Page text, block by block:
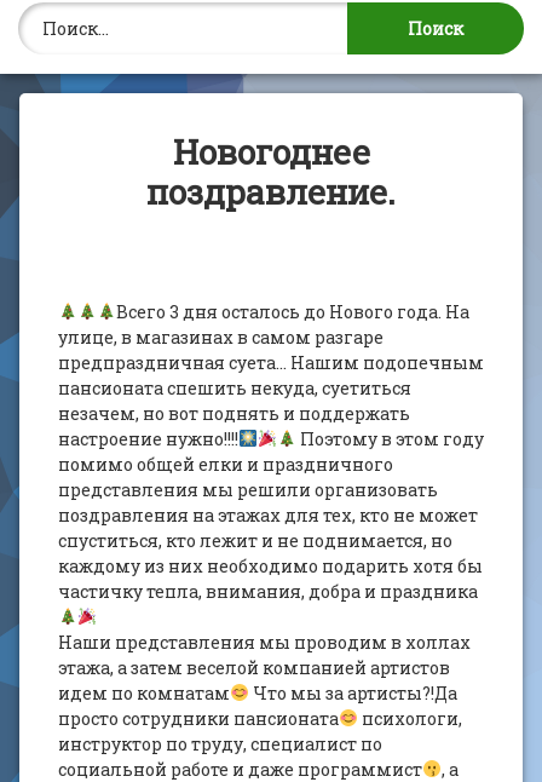
Найти:
Новогоднее
поздравление.
Всего 3 дня осталось до Нового года. На
улице, в магазинах в самом разгаре
предпраздничная суета… Нашим подопечным
пансионата спешить некуда, суетиться
незачем, но вот поднять и поддержать
настроение нужно!!!!
Поэтому в этом году
помимо общей елки и праздничного
представления мы решили организовать
поздравления на этажах для тех, кто не может
спуститься, кто лежит и не поднимается, но
каждому из них необходимо подарить хотя бы
частичку тепла, внимания, добра и праздника
Наши представления мы проводим в холлах
этажа, а затем веселой компанией артистов
идем по комнатам
Что мы за артисты?!Да
просто сотрудники пансионата
психологи,
инструктор по труду, специалист по
социальной работе и даже программист
, а